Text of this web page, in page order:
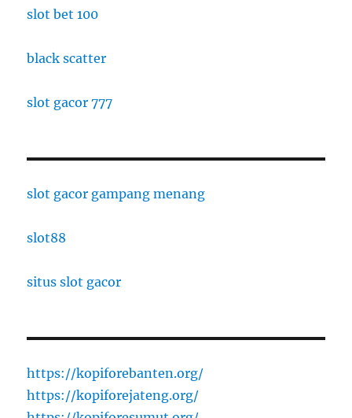
slot bet 100
black scatter
slot gacor 777
slot gacor gampang menang
slot88
situs slot gacor
https://kopiforebanten.org/
https://kopiforejateng.org/